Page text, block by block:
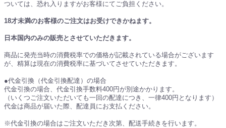
ついては、恐れ入りますがお客様にてご負担ください。
18才未満のお客様のご注文はお受けできかねます。
日本国内のみの販売とさせていただきます。
商品に発売当時の消費税率での価格が記載されている場合がございます
が、精算は現在の消費税率に基づいてさせていただきます。
●代金引換（代金引換配達）の場合
代金引換の場合、代金引換手数料400円が別途かかります。
（いくつご注文いただいても一回の配達につき、一律400円となります）
代金は商品が届いた際、配達員にお支払ください。
※代金引換の場合はご注文いただき次第、配送手続きを行います。